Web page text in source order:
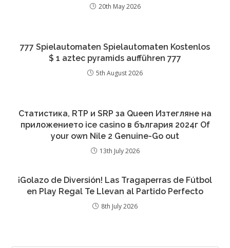
20th May 2026
777 Spielautomaten Spielautomaten Kostenlos
$ 1 aztec pyramids aufführen 777
5th August 2026
Статистика, RTP и SRP за Queen Изтегляне на
приложението ice casino в българия 2024г Of
your own Nile 2 Genuine-Go out
13th July 2026
¡Golazo de Diversión! Las Tragaperras de Fútbol
en Play Regal Te Llevan al Partido Perfecto
8th July 2026